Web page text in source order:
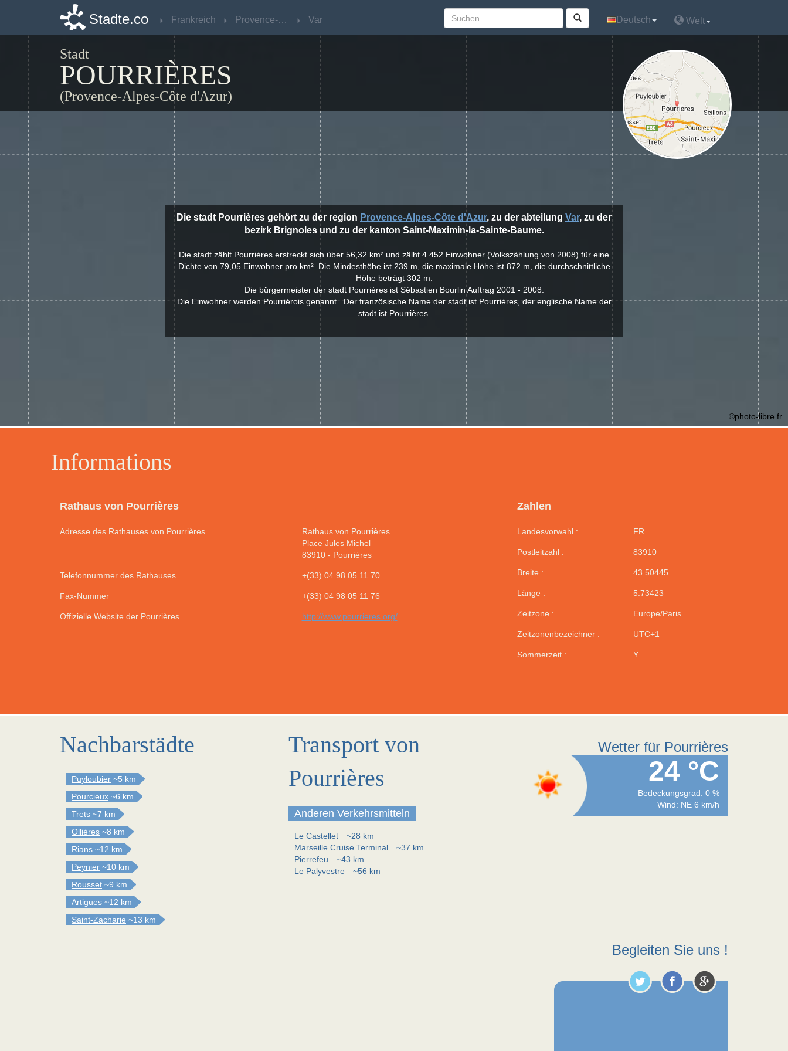
Stadte.co Frankreich Provence-Alpes-Côte d'Azur Var Deutsch Welt
Stadt
POURRIÈRES
(Provence-Alpes-Côte d'Azur)
Informations
Rathaus von Pourrières
Adresse des Rathauses von Pourrières
Rathaus von Pourrières
Place Jules Michel
83910- Pourrières
Telefonnummer des Rathauses +(33) 04 98 05 11 70
Fax-Nummer +(33) 04 98 05 11 76
Offizielle Website der Pourrières http://www.pourrieres.org/
Zahlen
Landesvorwahl : FR
Postleitzahl : 83910
Breite : 43.50445
Länge : 5.73423
Zeitzone : Europe/Paris
Zeitzonenbezeichner : UTC+1
Sommerzeit : Y
Die stadt Pourrières gehört zu der region Provence-Alpes-Côte d'Azur, zu der abteilung Var, zu der
bezirk Brignoles und zu der kanton Saint-Maximin-la-Sainte-Baume.
Die stadt zählt Pourrières erstreckt sich über 56,32 km² und zälht 4.452 Einwohner (Volkszählung von 2008) für eine
Dichte von 79,05 Einwohner pro km². Die Mindesthöhe ist 239 m, die maximale Höhe ist 872 m, die durchschnittliche
Höhe beträgt 302 m.
Die bürgermeister der stadt Pourrières ist Sébastien Bourlin Auftrag 2001 - 2008.
Die Einwohner werden Pourriérois genannt.. Der französische Name der stadt ist Pourrières, der englische Name der
stadt ist Pourrières.
©photo-libre.fr
Nachbarstädte
Puyloubier ~5 km
Pourcieux ~6 km
Trets ~7 km
Ollières ~8 km
Rians ~12 km
Peynier ~10 km
Rousset ~9 km
Artigues ~12 km
Saint-Zacharie ~13 km
Transport von
Pourrières
Anderen Verkehrsmitteln
Le Castellet
~28 km
Marseille Cruise Terminal
~37 km
Pierrefeu
~43 km
Le Palyvestre
~56 km
Wetter für Pourrières
24 °C
Bedeckungsgrad: 0 %
Wind: NE 6 km/h
Begleiten Sie uns !
Stadte.co Frankreich Provence-Alpes-Côte d'Azur Var Deutsch Welt